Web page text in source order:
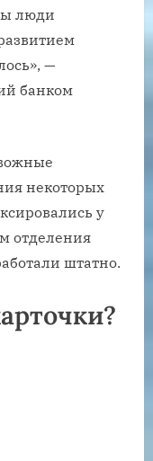
люди
—
банком
некоторых
у
отделения
штатно.